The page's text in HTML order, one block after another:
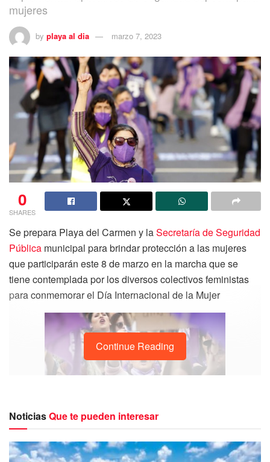
mujeres
by playa al dia marzo 7, 2023
0
SHARES
Se prepara Playa del Carmen y laSecretaría de Seguridad
Pública municipal para brindar protección a las mujeres
que participarán este 8 de marzo en la marcha que se
tiene contemplada por los diversos colectivos feministas
para conmemorar el Día Internacional de la Mujer
El Secretario de
conocer que ya se han establecido los operativos que
Continue Reading
NoticiasQue te pueden interesar